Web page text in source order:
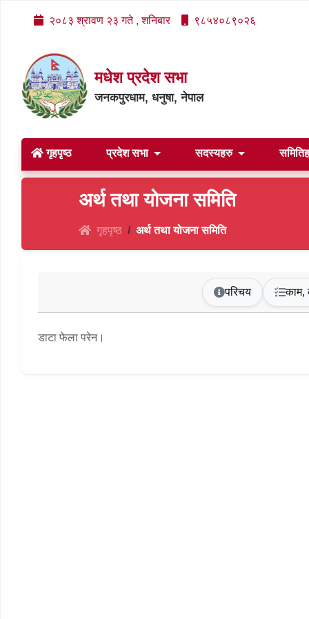
२०८३ श्रावण २३ गते , शनिबार ९८५४०८९०२६
मधेश प्रदेश सभा
जनकपुरधाम, धनुषा, नेपाल
गृहपृष्ठ प्रदेश सभा सदस्यहरु
अर्थ तथा योजना समिति
गृहपृष्ठ अर्थ तथा योजना समिति
परिचय काम,
डाटा फेला परेन।